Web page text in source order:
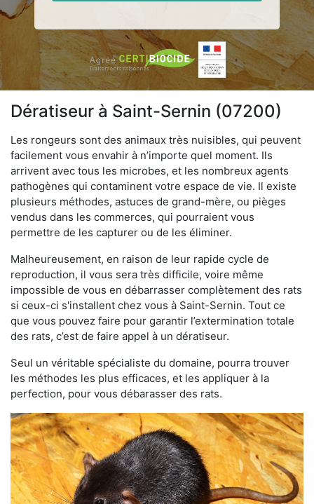
Dératiseur à Saint-Sernin (07200)
Les rongeurs sont des animaux très nuisibles, qui peuvent
facilement vous envahir à n’importe quel moment. Ils
arrivent avec tous les microbes, et les nombreux agents
pathogènes qui contaminent votre espace de vie. Il existe
plusieurs méthodes, astuces de grand-mère, ou pièges
vendus dans les commerces, qui pourraient vous
permettre de les capturer ou de les éliminer.
Malheureusement, en raison de leur rapide cycle de
reproduction, il vous sera très difficile, voire même
impossible de vous en débarrasser complètement des rats
si ceux-ci s'installent chez vous à Saint-Sernin. Tout ce
que vous pouvez faire pour garantir l’extermination totale
des rats, c’est de faire appel à un dératiseur.
Seul un véritable spécialiste du domaine, pourra trouver
les méthodes les plus efficaces, et les appliquer à la
perfection, pour vous débarasser des rats.